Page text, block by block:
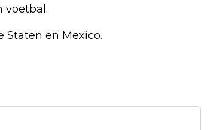
voetbal.
Staten en Mexico.
KOPS: HAAR GRAF IS EEN